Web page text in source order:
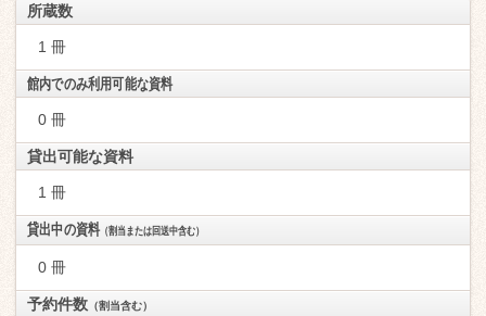
所蔵数
1 冊
館内でのみ利用可能な資料
0 冊
貸出可能な資料
1 冊
貸出中の資料（割当または回送中含む）
0 冊
予約件数 （割当含む）